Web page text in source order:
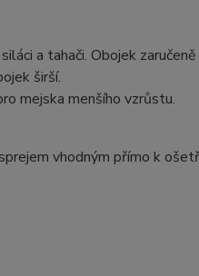
a tahači. Obojek
širší.
mejska menšího vzrůstu.
vhodným přímo k